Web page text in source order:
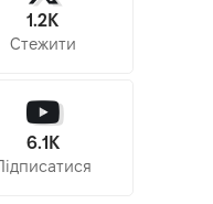
1.2K
Стежити
6.1K